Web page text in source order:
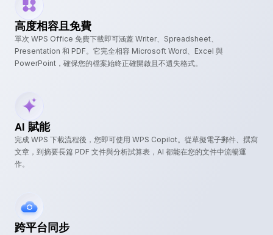
高度相容且免費
單次 WPS Office 免費下載即可涵蓋 Writer、Spreadsheet、
Presentation 和 PDF。它完全相容 Microsoft Word、Excel 與
PowerPoint，確保您的檔案始終正確開啟且不遺失格式。
AI 賦能
完成 WPS 下載流程後，您即可使用 WPS Copilot。從草擬電子郵件、撰寫
文章，到摘要長篇 PDF 文件與分析試算表，AI 都能在您的文件中流暢運
作。
跨平台同步